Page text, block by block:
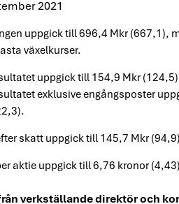
2021
uppgick till 696,4 Mkr (667,1),
växelkurser.
uppgick till 154,9 Mkr
exklusive engångsposter
skatt uppgick till 145,7 Mkr
aktie uppgick till 6,76 kronor
verkställande direktör och